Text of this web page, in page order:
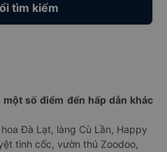
tìm kiếm
số điểm đến hấp dẫn khác
Đà Lạt, làng Cù Lần, Happy
tình cốc, vườn thú Zoodoo,